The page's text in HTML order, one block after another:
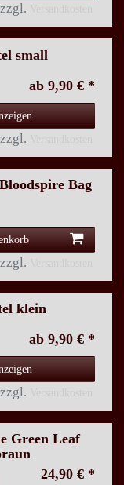
zzgl.
small
ab 9,90 € *
zzgl.
Bag
zzgl.
klein
ab 9,90 € *
zzgl.
Green Leaf
24,90 € *